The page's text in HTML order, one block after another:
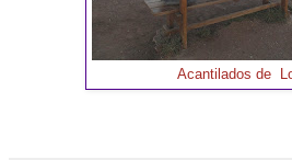
Acantilados de